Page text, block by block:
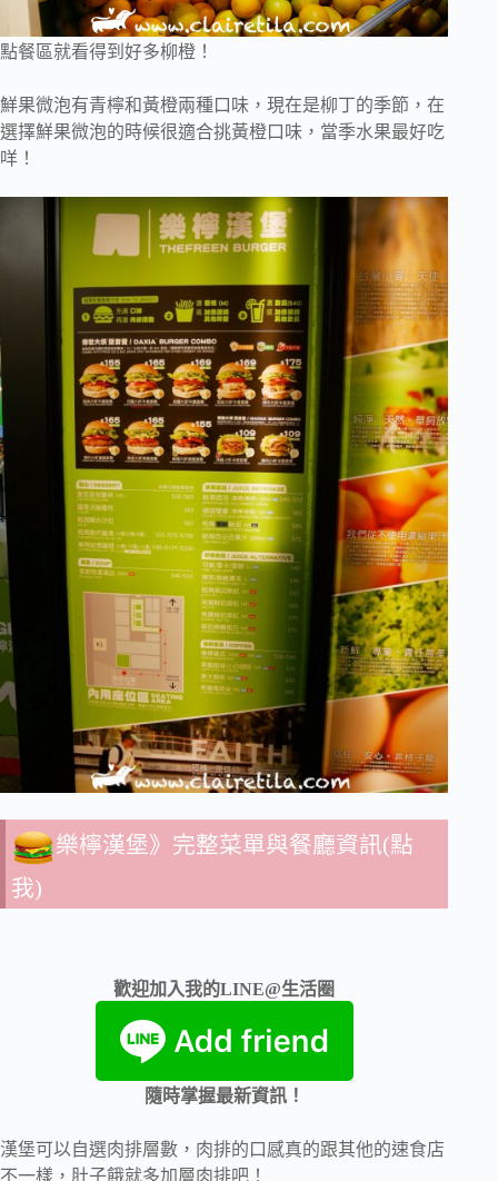
點餐區就看得到好多柳橙！
鮮果微泡有青檸和黃橙兩種口味，現在是柳丁的季節，在
選擇鮮果微泡的時候很適合挑黃橙口味，當季水果最好吃
咩！
樂檸漢堡》完整菜單與餐廳資訊(點
我)
歡迎加入我的LINE@生活圈
隨時掌握最新資訊！
漢堡可以自選肉排層數，肉排的口感真的跟其他的速食店
不一樣，肚子餓就多加層肉排吧！